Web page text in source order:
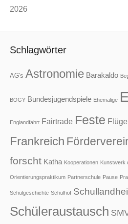
2026
Schlagwörter
AG's Astronomie Barakaldo
BOGY Bundesjugendspiele Ehemalige
Englandfahrt Fairtrade Feste
Frankreich
forscht Katha Kooperationen Kunstwerk
Orientierungspraktikum Partnerschule Pause
Schulgeschichte Schulhof
Schüleraustausch